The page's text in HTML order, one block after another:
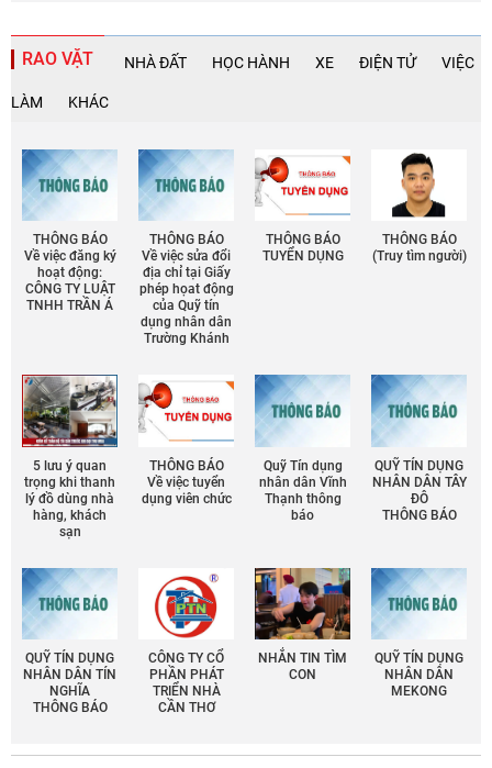
RAO VẶT NHÀ ĐẤT HỌC HÀNH XE ĐIỆN TỬ VIỆC
LÀM KHÁC
THÔNG BÁO
Về việc đăng ký
hoạt động:
CÔNG TY LUẬT
TNHH TRẦN Á
THÔNG BÁO
Về việc sửa đổi
địa chỉ tại Giấy
phép họat động
của Quỹ tín
dụng nhân dân
Trường Khánh
THÔNG BÁO
TUYỂN DỤNG
THÔNG BÁO
(Truy tìm người)
5 lưu ý quan
trọng khi thanh
lý đồ dùng nhà
hàng, khách
sạn
THÔNG BÁO
Về việc tuyển
dụng viên chức
Quỹ Tín dụng
nhân dân Vĩnh
Thạnh thông
báo
QUỸ TÍN DỤNG
NHÂN DÂN TÂY
ĐÔ
THÔNG BÁO
QUỸ TÍN DỤNG
NHÂN DÂN TÍN
NGHĨA
THÔNG BÁO
CÔNG TY CỔ
PHẦN PHÁT
TRIỂN NHÀ
CẦN THƠ
NHẮN TIN TÌM
CON
QUỸ TÍN DỤNG
NHÂN DÂN
MEKONG